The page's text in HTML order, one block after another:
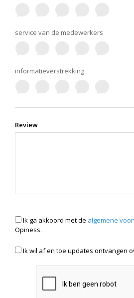
service van de medewerkers
informatieverstrekking
Review
Ik ga akkoord met de algemene
Opiness.
Ik wil af en toe updates ontvangen